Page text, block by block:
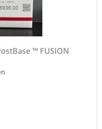
™ FUSION